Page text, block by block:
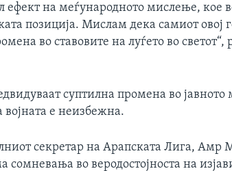
на меѓународното мислење, кое
позиција. Мислам дека самиот овој
во ставовите на луѓето во светот“,
суптилна промена во јавното
војната е неизбежна.
секретар на Арапската Лига, Амр
сомневања во веродостојноста на